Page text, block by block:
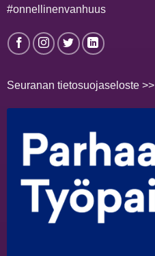
#onnellinenvanhuus
Seuranan tietosuojaseloste >>